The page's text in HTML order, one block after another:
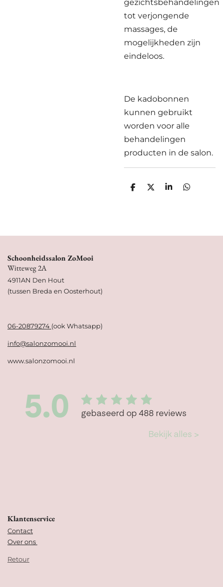
gezichtsbehandelingen
tot verjongende
massages, de
mogelijkheden zijn
eindeloos.
De kadobonnen
kunnen gebruikt
worden voor alle
behandelingen
producten in de salon.
D
D
S
D
Schoonheidssalon ZoMooi
Witteweg 2A
4911AN Den Hout
(tussen Breda en Oosterhout)
06-20879274 (ook Whatsapp)
info@salonzomooi.nl
www.salonzomooi.nl
Klantenservice
Contact
Over ons
Retour